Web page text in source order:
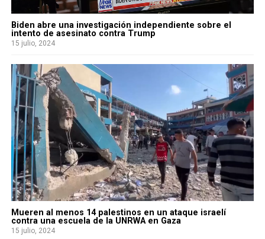
Biden abre una investigación independiente sobre el
intento de asesinato contra Trump
15 julio, 2024
Mueren al menos 14 palestinos en un ataque israelí
contra una escuela de la UNRWA en Gaza
15 julio, 2024